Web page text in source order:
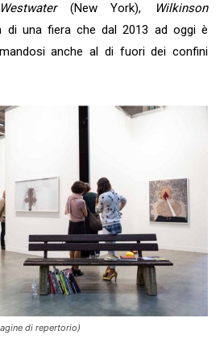
(New York),
Wilkinson
di una fiera che dal 2013 ad oggi è
anche al di fuori dei confini
di repertorio)